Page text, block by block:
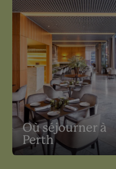
Où séjourner à
Perth